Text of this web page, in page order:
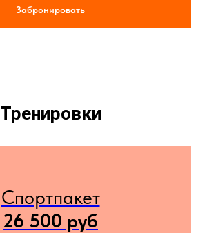
Забронировать
Тренировки
Спортпакет
26 500 руб